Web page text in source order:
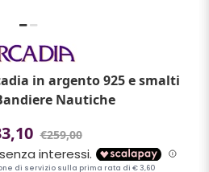
in argento 925 e smalti
Nautiche
€259,00